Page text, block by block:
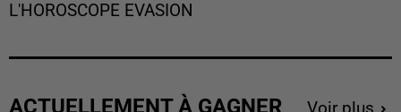
L'HOROSCOPE EVASION
ACTUELLEMENT À GAGNER